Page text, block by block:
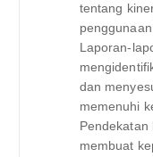
tentang
Laporan-
dan
memenuhi
membuat